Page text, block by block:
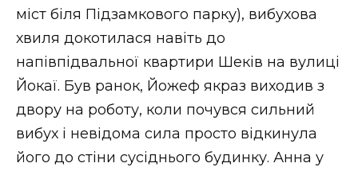
міст біля Підзамкового парку), вибухова
хвиля докотилася навіть до
напівпідвальної квартири Шеків на вулиці
Йокаї. Був ранок, Йожеф якраз виходив з
двору на роботу, коли почувся сильний
вибух і невідома сила просто відкинула
його до стіни сусіднього будинку. Анна у